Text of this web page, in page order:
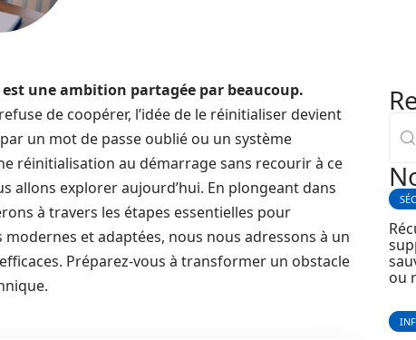
une ambition partagée par beaucoup.
de coopérer, l’idée de le réinitialiser devient
un mot de passe oublié ou un système
réinitialisation au démarrage sans recourir à ce
allons explorer aujourd’hui. En plongeant dans
à travers les étapes essentielles pour
et adaptées, nous nous adressons à un
Préparez-vous à transformer un obstacle
ou